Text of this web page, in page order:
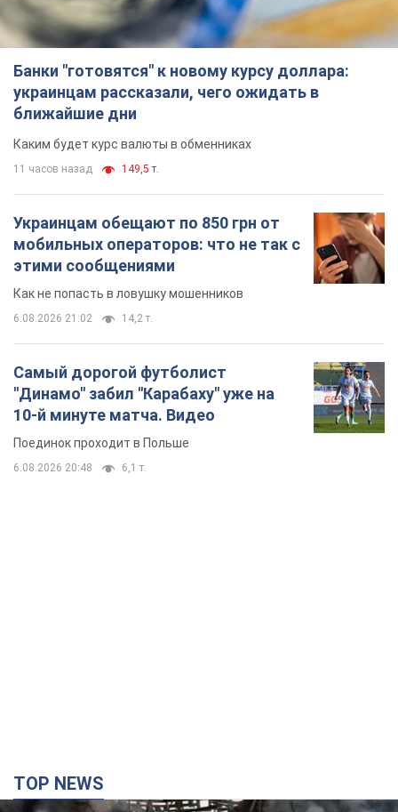
Украинцам обещают по 850 грн от
мобильных операторов: что не так с
этими сообщениями
Как не попасть в ловушку мошенников
6.08.2026 21:02 14,2 т.
Самый дорогой футболист
"Динамо" забил "Карабаху" уже на
10-й минуте матча. Видео
Поединок проходит в Польше
6.08.2026 20:48 6,1 т.